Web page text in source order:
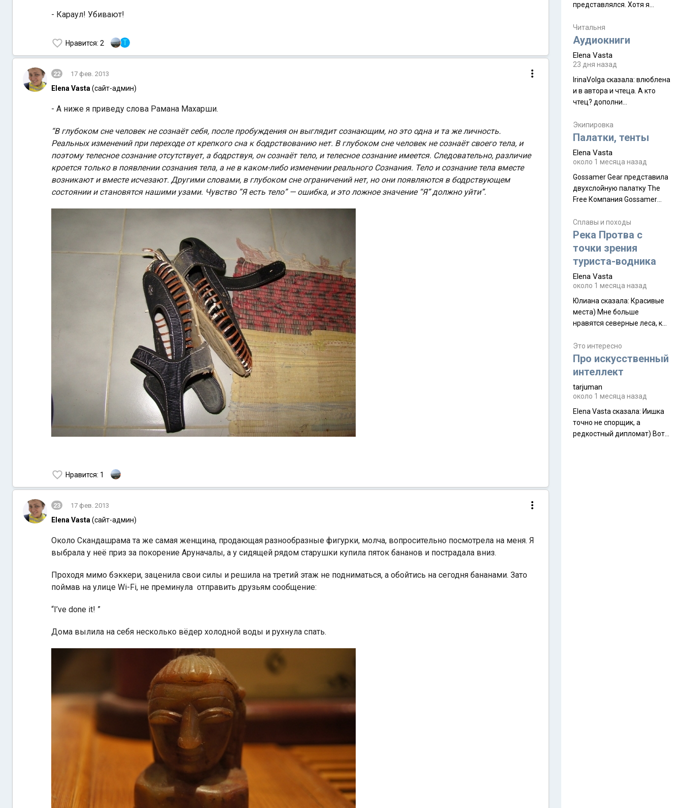
- Караул! Убивают!
Нравится: 2 T
22 17 фев. 2013
Elena Vasta (сайт-админ)
- А ниже я приведу слова Рамана Махарши.
“В глубоком сне человек не сознаёт себя, после пробуждения он выглядит сознающим, но это одна и та же личность.
Реальных изменений при переходе от крепкого сна к бодрствованию нет. В глубоком сне человек не сознаёт своего тела, и
поэтому телесное сознание отсутствует, а бодрствуя, он сознаёт тело, и телесное сознание имеется. Следовательно, различие
кроется только в появлении сознания тела, а не в каком-либо изменении реального Сознания. Тело и сознание тела вместе
возникают и вместе исчезают. Другими словами, в глубоком сне ограничений нет, но они появляются в бодрствующем
состоянии и становятся нашими узами. Чувство ”Я есть тело” — ошибка, и это ложное значение “Я” должно уйти”.
Нравится: 1
23 17 фев. 2013
Elena Vasta (сайт-админ)
Около Скандашрама та же самая женщина, продающая разнообразные фигурки, молча, вопросительно посмотрела на меня. Я
выбрала у неё приз за покорение Аруначалы, а у сидящей рядом старушки купила пяток бананов и пострадала вниз.
Проходя мимо бэккери, заценила свои силы и решила на третий этаж не подниматься, а обойтись на сегодня бананами. Зато
поймав на улице Wi-Fi, не преминула отправить друзьям сообщение:
“I’ve done it! ”
Дома вылила на себя несколько вёдер холодной воды и рухнула спать.
представлялся. Хотя я
краешек, но все же схватила
ауру штата, как-то он меня
природа, мягкие
такая как бы переходная
ступень между привычной
нам Индией и остальными
надеюсь увидеть.
Читальня
Аудиокниги
Elena Vasta
23 дня назад
IrinaVolga сказалa: влюблена
и в автора и чтеца. А кто
чтец? дополни
Экипировка
Палатки, тенты
Elena Vasta
около 1 месяца назад
Gossamer Gear представила
двухслойную палатку The
Free Компания Gossamer
туристическую палатку The
Free, которая стала первой
ультралегкой моделью в
ассортименте
производителя. Новинка
получила двухслойную
конструкцию с отдельным
внешним тентом и сетчатой
внутренней палаткой, а ее
комплектации составляет
около 845 г. Палатка весит
менее
Сплавы и походы
Река Протва с
точки зрения
туриста-водника
Elena Vasta
около 1 месяца назад
Юлиана сказалa: Красивые
места) Мне больше
нравятся северные леса, как
южной тайги
Это интересно
Про искусственный
интеллект
tarjuman
около 1 месяца назад
Elena Vasta сказалa: Иишка
точно не спорщик, а
редкостный дипломат) Вот,